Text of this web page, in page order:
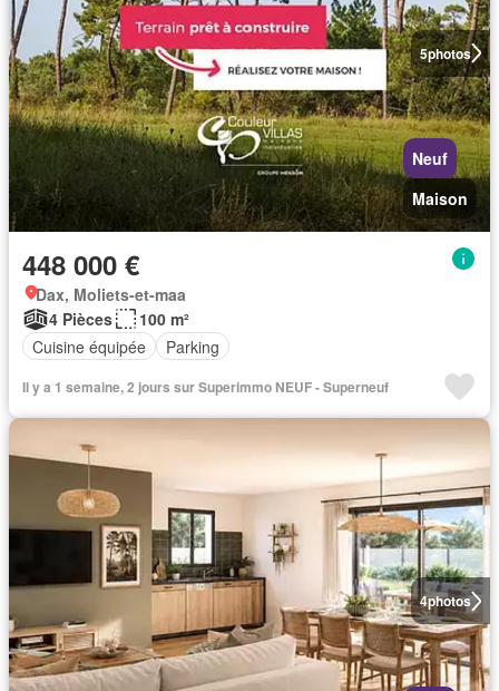
5photos
Neuf
Maison
448 000 €
Dax, Moliets-et-maa
4 Pièces
100 m²
Cuisine équipée
Parking
Il y a 1 semaine, 2 jours sur Superimmo NEUF - Superneuf
4photos